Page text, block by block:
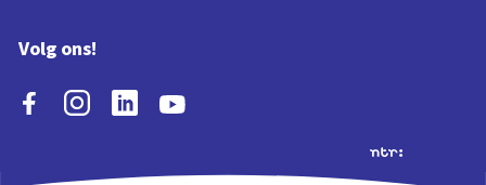
Volg ons!